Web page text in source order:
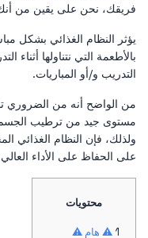
فريقك، نحن على يقين من
يؤثر النظام الغذائي بشكل
بالأطعمة التي نتناولها أثناء
التدريب و/أو المباريات.
من الواضح أنه من الضروري
مستوى جيد من ترطيب الجسم
ولذلك، فإن النظام الغذائي
على الحفاظ على الأداء العالي في الملعب
محتويات
⚠ هام ⚠